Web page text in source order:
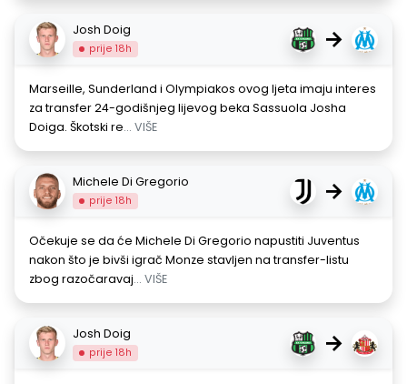
Josh Doig
prije 18h →
Marseille, Sunderland i Olympiakos ovog ljeta imaju interes
za transfer 24-godišnjeg lijevog beka Sassuola Josha
Doiga. Škotski re... VIŠE
Michele Di Gregorio
prije 18h →
Očekuje se da će Michele Di Gregorio napustiti Juventus
nakon što je bivši igrač Monze stavljen na transfer-listu
zbog razočaravaj... VIŠE
Josh Doig
prije 18h →